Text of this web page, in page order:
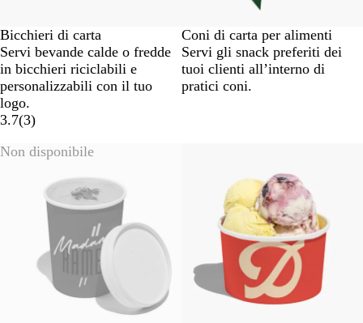
Bicchieri di carta
Servi bevande calde o fredde
in bicchieri riciclabili e
personalizzabili con il tuo
logo.
3.7(3)
Coni di carta per alimenti
Servi gli snack preferiti dei
tuoi clienti all’interno di
pratici coni.
Non disponibile